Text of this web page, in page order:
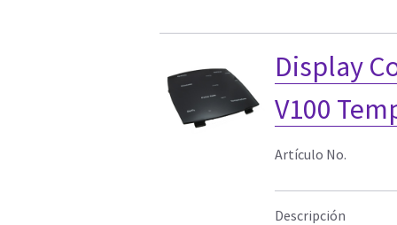
Display
V100
Artículo No.
Descripción